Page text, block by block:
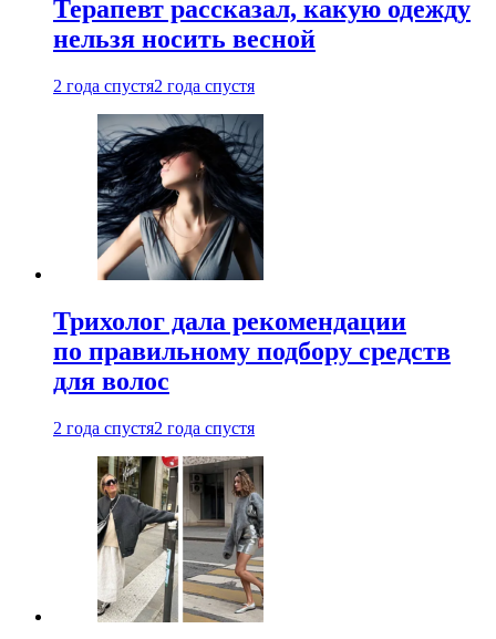
Терапевт рассказал, какую одежду
нельзя носить весной
2 года спустя2 года спустя
Трихолог дала рекомендации
по правильному подбору средств
для волос
2 года спустя2 года спустя